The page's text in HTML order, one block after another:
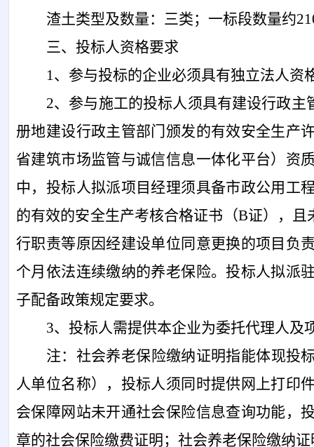
渣土类型及数量：三类；一标段数量约
三、投标人资格要求
1、参与投标的企业必须具有独立法人资
2、参与施工的投标人须具有建设行政
册地建设行政主管部门颁发的有效安全生产
省建筑市场监管与诚信信息一体化平台）资
中，投标人拟派项目经理须具备市政公用工
的有效的安全生产考核合格证书（B证），
行职责等原因经建设单位同意更换的项目负
个月依法连续缴纳的养老保险。投标人拟派
子配备政策规定要求。
3、投标人需提供本企业为委托代理人及
注：社会养老保险缴纳证明指能体现投
人单位名称），投标人须同时提供网上打印
会保障网站未开通社会保险信息查询功能，
章的社会保险缴费证明；社会养老保险缴纳